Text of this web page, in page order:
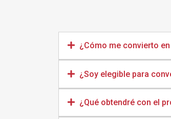
¿Cómo me convierto
¿Soy elegible para
¿Qué obtendré con el